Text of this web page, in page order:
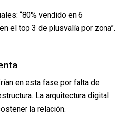
“80% vendido en 6
el top 3 de plusvalía por zona”.
en esta fase por falta de
La arquitectura digital
la relación.